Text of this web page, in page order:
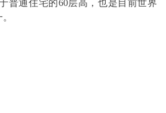
普通住宅的60层高，也是目前世界